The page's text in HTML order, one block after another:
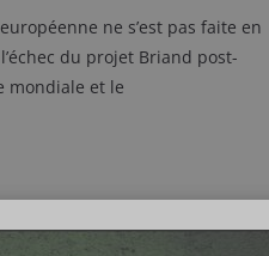
ne s’est pas faite en
du projet Briand post-
mondiale et le